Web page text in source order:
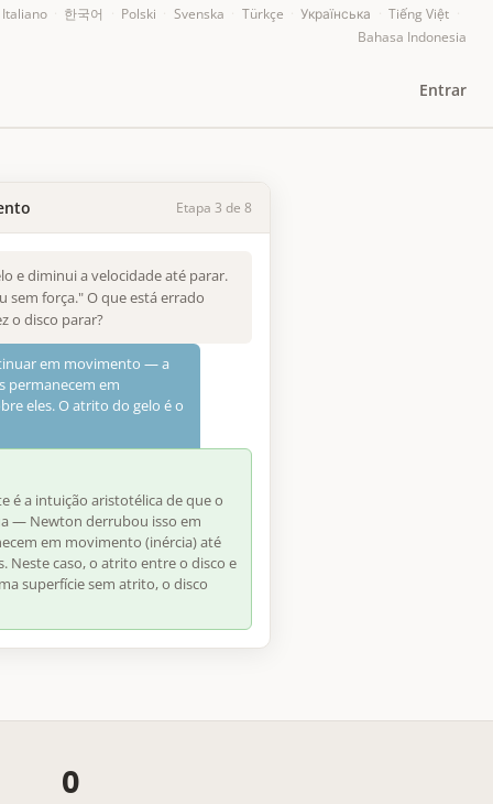
Italiano 한국어 Polski Svenska Türkçe Українська Tiếng Việt
Bahasa Indonesia
Entrar
Etapa 3 de 8
e diminui a velocidade até parar.
sem força." O que está errado
o disco parar?
em movimento — a
permanecem em
eles. O atrito do gelo é o
é a intuição aristotélica de que o
— Newton derrubou isso em
em movimento (inércia) até
Neste caso, o atrito entre o disco e
superfície sem atrito, o disco
0